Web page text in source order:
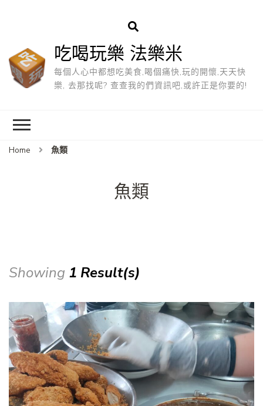
吃喝玩樂 法樂米
每個人心中都想吃美食,喝個痛快,玩的開懷,天天快
樂, 去那找呢? 查查我的們資訊吧,或許正是你要的!
Home 魚類
魚類
Showing 1 Result(s)